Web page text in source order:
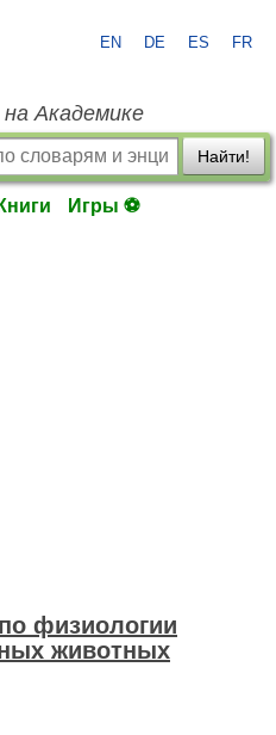
EN DE ES FR
Академике
Найти!
Книги Игры ⚽
физиологии
животных